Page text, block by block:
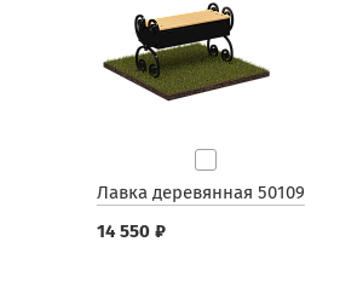
Лавка деревянная 50109
14 550 ₽